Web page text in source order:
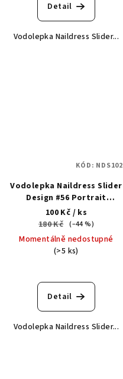
Detail
Vodolepka Naildress Slider...
Vodolepka Naildress Slider
Design #56 Portrait
Painting
100 Kč / ks
180 Kč (–44 %)
Momentálně nedostupné
(>5 ks)
Detail
Vodolepka Naildress Slider...
KÓD: NDS102